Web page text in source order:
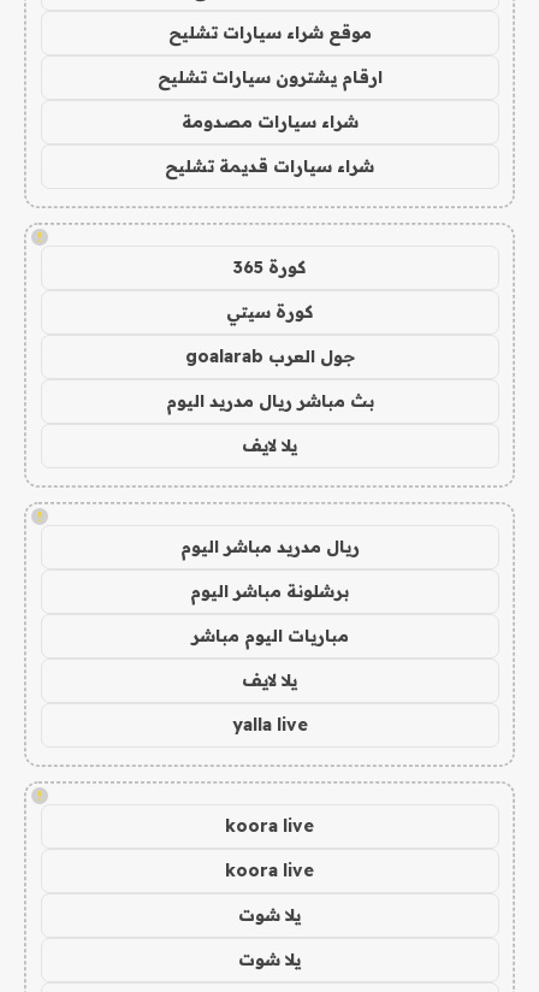
موقع شراء سيارات تشليح
ارقام يشترون سيارات تشليح
شراء سيارات مصدومة
شراء سيارات قديمة تشليح
!
كورة 365
كورة سيتي
جول العرب goalarab
بث مباشر ريال مدريد اليوم
يلا لايف
!
ريال مدريد مباشر اليوم
برشلونة مباشر اليوم
مباريات اليوم مباشر
يلا لايف
yalla live
!
koora live
koora live
يلا شوت
يلا شوت